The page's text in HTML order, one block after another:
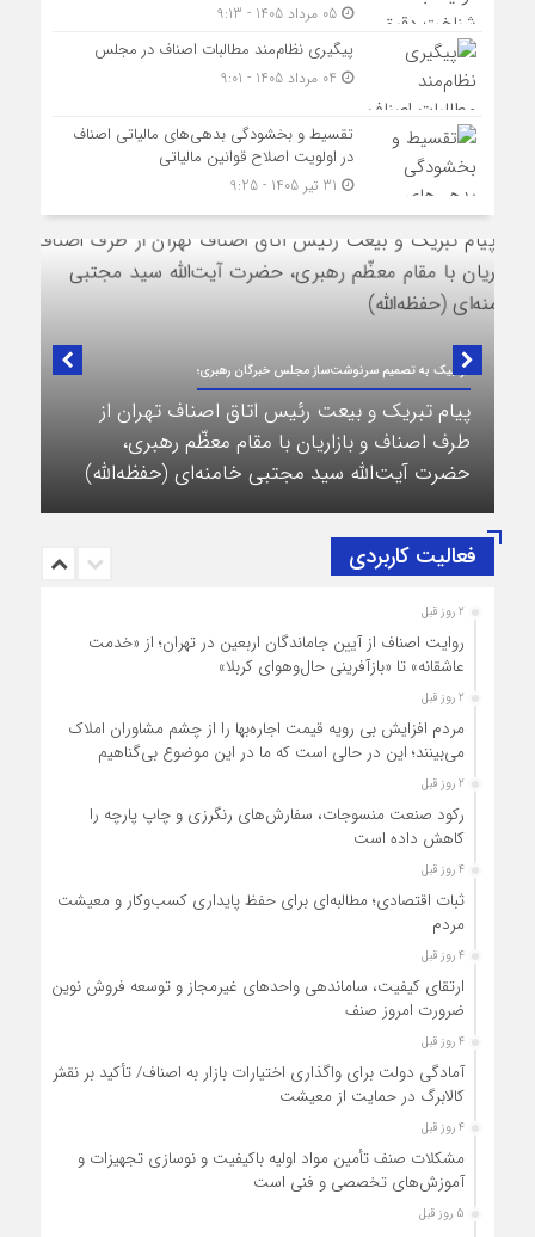
05 مرداد 1405 - 9:13
پیگیری نظام‌مند مطالبات اصناف در مجلس
تقسیط و بخشودگی بدهی‌های مالیاتی اصناف
در اولویت اصلاح قوانین مالیاتی
در لبیک به تصمیم سرنوشت‌ساز مجلس خبرگان رهبری؛
پیام تبریک و بیعت رئیس اتاق اصناف تهران از
طرف اصناف و بازاریان با مقام معظّم رهبری،
حضرت آیت‌الله سید مجتبی خامنه‌ای (حفظه‌الله)
فعالیت کاربردی
2 روز قبل
روایت اصناف از آیین جاماندگان اربعین در تهران؛ از «خدمت
عاشقانه» تا «بازآفرینی حال‌وهوای کربلا»
2 روز قبل
مردم افزایش بی رویه قیمت اجاره‌بها را از چشم مشاوران املاک
می‌بینند؛ این در حالی است که ما در این موضوع بی‌گناهیم
2 روز قبل
رکود صنعت منسوجات، سفارش‌های رنگرزی و چاپ پارچه را
کاهش داده است
4 روز قبل
ثبات اقتصادی؛ مطالبه‌ای برای حفظ پایداری کسب‌وکار و معیشت
مردم
4 روز قبل
ارتقای کیفیت، ساماندهی واحدهای غیرمجاز و توسعه فروش نوین،
ضرورت امروز صنف
4 روز قبل
آمادگی دولت برای واگذاری اختیارات بازار به اصناف/ تأکید بر نقش
کالابرگ در حمایت از معیشت
4 روز قبل
مشکلات صنف تأمین مواد اولیه باکیفیت و نوسازی تجهیزات و
آموزش‌های تخصصی و فنی است
5 روز قبل